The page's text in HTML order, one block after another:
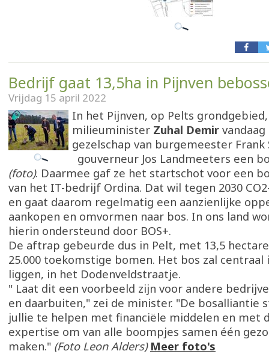
Bedrijf gaat 13,5ha in Pijnven
Vrijdag 15 april 2022
In het Pijnven, op Pelts
milieuminister Zuhal Demir
gezelschap van burgemeester Frank
gouverneur Jos Landmeeters een
(foto). Daarmee gaf ze het startschot voor een
van het IT-bedrijf Ordina. Dat wil tegen 2030
en gaat daarom regelmatig een aanzienlijke
aankopen en omvormen naar bos. In ons land
hierin ondersteund door BOS+.
De aftrap gebeurde dus in Pelt, met 13,5
25.000 toekomstige bomen. Het bos zal centraal
liggen, in het Dodenveldstraatje.
" Laat dit een voorbeeld zijn voor andere
en daarbuiten," zei de minister. "De bosalliantie
jullie te helpen met financiële middelen en met
expertise om van alle boompjes samen één
maken." (Foto Leon Alders) Meer foto's